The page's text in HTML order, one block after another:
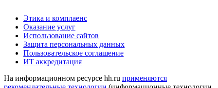
Этика и комплаенс
Оказание услуг
Использование сайтов
Защита персональных данных
Пользовательское соглашение
ИТ аккредитация
На информационном ресурсе hh.ru применяются